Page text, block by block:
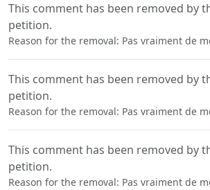
This comment has been removed by
petition.
Reason for the removal: Pas vraiment de
This comment has been removed by
petition.
Reason for the removal: Pas vraiment de
This comment has been removed by
petition.
Reason for the removal: Pas vraiment de